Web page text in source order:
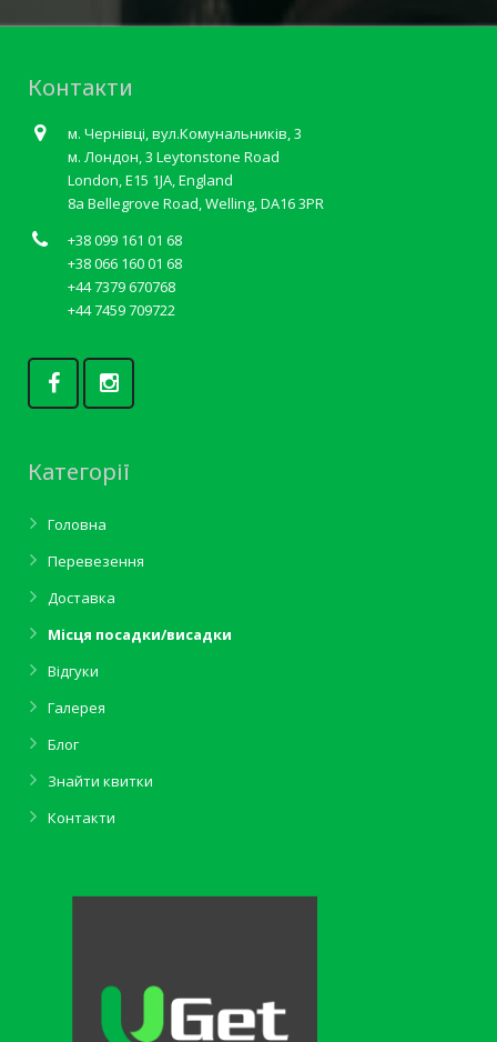
Контакти
м. Чернівці, вул.Комунальників, 3
м. Лондон, 3 Leytonstone Road
London, E15 1JA, England
8a Bellegrove Road, Welling, DA16 3PR
+38 099 161 01 68
+38 066 160 01 68
+44 7379 670768
+44 7459 709722
Категорії
Головна
Перевезення
Доставка
Місця посадки/висадки
Відгуки
Галерея
Блог
Знайти квитки
Контакти